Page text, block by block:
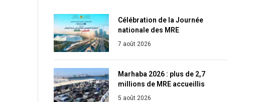
Célébration de la Journée
nationale des MRE
7 août 2026
Marhaba 2026 : plus de 2,7
millions de MRE accueillis
5 août 2026